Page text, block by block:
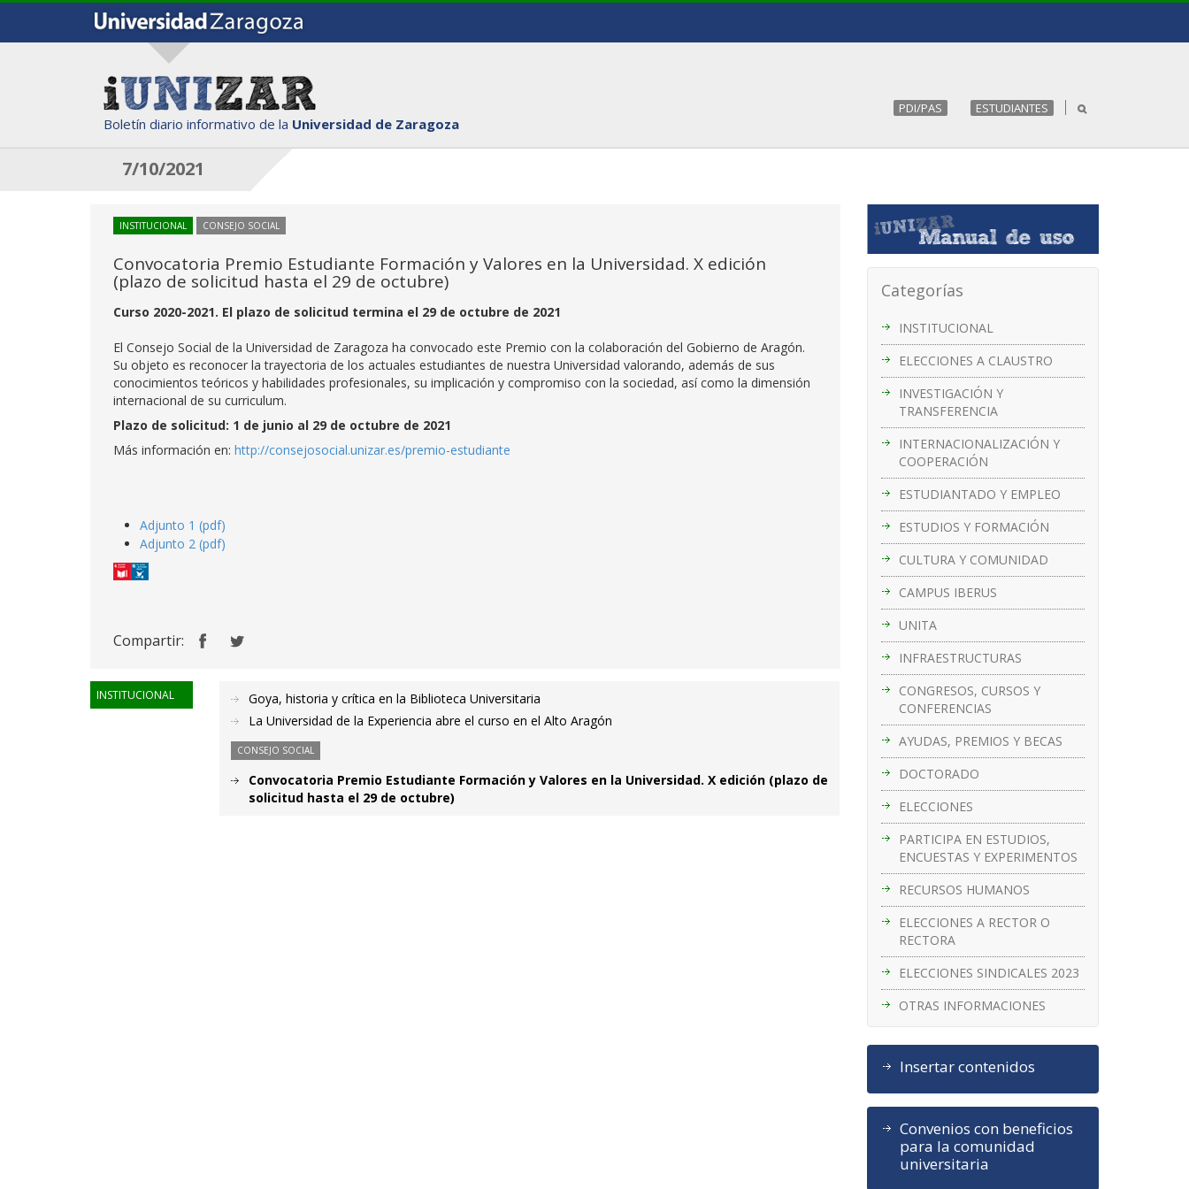
Boletín diario informativo de la Universidad de Zaragoza
PDI/PAS ESTUDIANTES
7/10/2021
Categorías
INSTITUCIONAL
ELECCIONES A CLAUSTRO
INVESTIGACIÓN Y
TRANSFERENCIA
INTERNACIONALIZACIÓN Y
COOPERACIÓN
ESTUDIANTADO Y EMPLEO
ESTUDIOS Y FORMACIÓN
CULTURA Y COMUNIDAD
CAMPUS IBERUS
UNITA
INFRAESTRUCTURAS
CONGRESOS, CURSOS Y
CONFERENCIAS
AYUDAS, PREMIOS Y BECAS
DOCTORADO
ELECCIONES
PARTICIPA EN ESTUDIOS,
ENCUESTAS Y EXPERIMENTOS
RECURSOS HUMANOS
ELECCIONES A RECTOR O
RECTORA
ELECCIONES SINDICALES 2023
OTRAS INFORMACIONES
Insertar contenidos
Convenios con beneficios
para la comunidad
universitaria
INSTITUCIONAL CONSEJO SOCIAL
Convocatoria Premio Estudiante Formación y Valores en la Universidad. X edición
(plazo de solicitud hasta el 29 de octubre)
Curso 2020-2021. El plazo de solicitud termina el 29 de octubre de 2021
El Consejo Social de la Universidad de Zaragoza ha convocado este Premio con la colaboración del Gobierno de Aragón.
Su objeto es reconocer la trayectoria de los actuales estudiantes de nuestra Universidad valorando, además de sus
conocimientos teóricos y habilidades profesionales, su implicación y compromiso con la sociedad, así como la dimensión
internacional de su curriculum.
Plazo de solicitud: 1 de junio al 29 de octubre de 2021
Más información en: http://consejosocial.unizar.es/premio-estudiante
Adjunto 1 (pdf)
Adjunto 2 (pdf)
Compartir:
INSTITUCIONAL
Goya, historia y crítica en la Biblioteca Universitaria
La Universidad de la Experiencia abre el curso en el Alto Aragón
CONSEJO SOCIAL
Convocatoria Premio Estudiante Formación y Valores en la Universidad. X edición (plazo de
solicitud hasta el 29 de octubre)